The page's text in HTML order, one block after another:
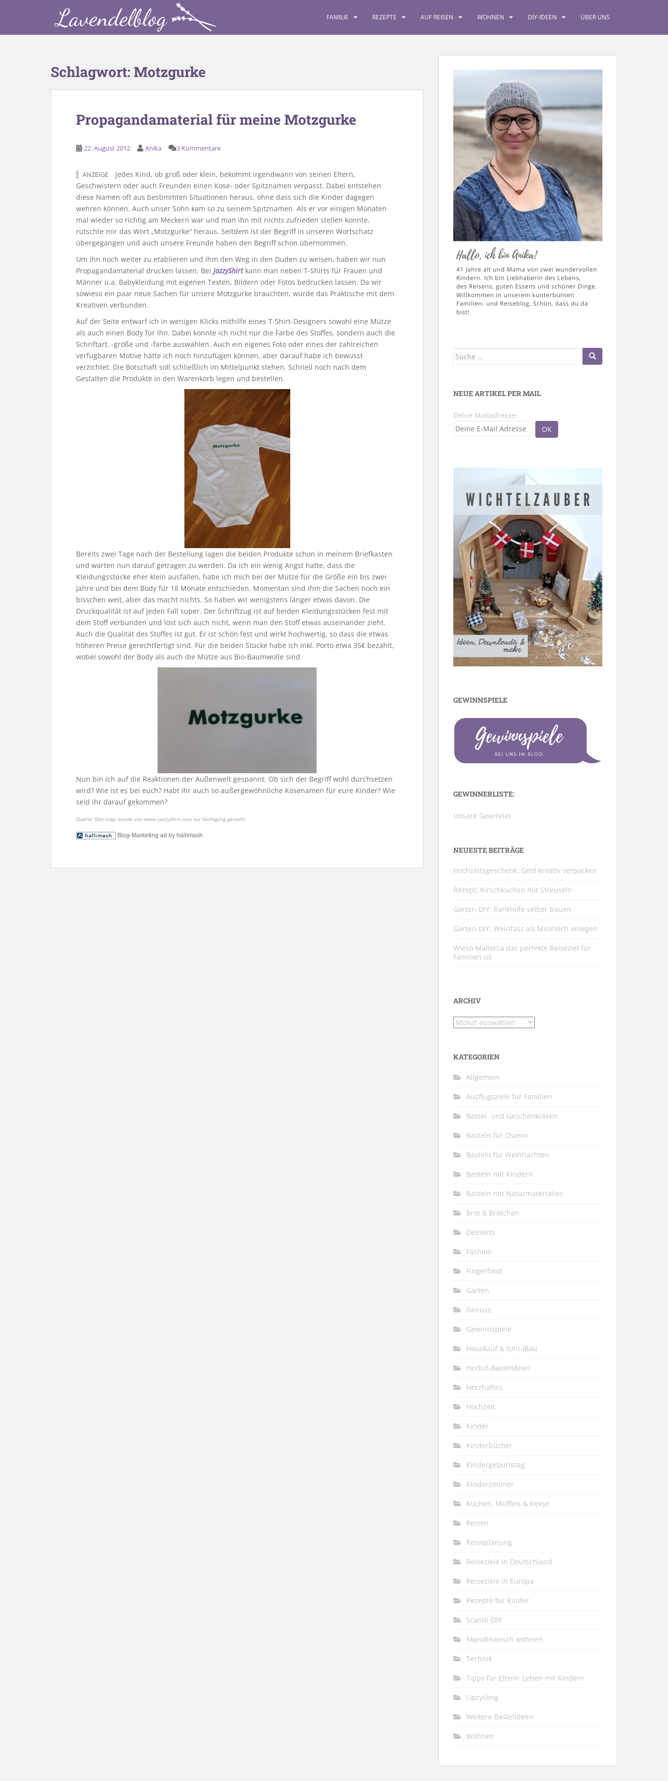
FAMILIE REZEPTE AUF REISEN WOHNEN DIY-IDEEN ÜBER UNS
Schlagwort:Motzgurke
Propagandamaterial für meine Motzgurke
22. August 2012 Anika 3 Kommentare
ANZEIGE
Jedes Kind, ob groß oder klein, bekommt irgendwann von seinen Eltern,
Geschwistern oder auch Freunden einen Kose- oder Spitznamen verpasst. Dabei entstehen
diese Namen oft aus bestimmten Situationen heraus, ohne dass sich die Kinder dagegen
wehren können. Auch unser Sohn kam so zu seinem Spitznamen. Als er vor einigen Monaten
mal wieder so richtig am Meckern war und man ihn mit nichts zufrieden stellen konnte,
rutschte mir das Wort „Motzgurke“ heraus. Seitdem ist der Begriff in unseren Wortschatz
übergegangen und auch unsere Freunde haben den Begriff schon übernommen.
Um ihn noch weiter zu etablieren und ihm den Weg in den Duden zu weisen, haben wir nun
Propagandamaterial drucken lassen. Bei JazzyShirtkann man neben T-Shirts für Frauen und
Männer u.a. Babykleidung mit eigenen Texten, Bildern oder Fotos bedrucken lassen. Da wir
sowieso ein paar neue Sachen für unsere Motzgurke brauchten, wurde das Praktische mit dem
Kreativen verbunden.
Auf der Seite entwarf ich in wenigen Klicks mithilfe eines T-Shirt-Designers sowohl eine Mütze
als auch einen Body für ihn. Dabei konnte ich nicht nur die Farbe des Stoffes, sondern auch die
Schriftart, -größe und -farbe auswählen. Auch ein eigenes Foto oder eines der zahlreichen
verfügbaren Motive hätte ich noch hinzufügen können, aber darauf habe ich bewusst
verzichtet. Die Botschaft soll schließlich im Mittelpunkt stehen. Schnell noch nach dem
Gestalten die Produkte in den Warenkorb legen und bestellen.
Bereits zwei Tage nach der Bestellung lagen die beiden Produkte schon in meinem Briefkasten
und warten nun darauf getragen zu werden. Da ich ein wenig Angst hatte, dass die
Kleidungsstücke eher klein ausfallen, habe ich mich bei der Mütze für die Größe ein bis zwei
Jahre und bei dem Body für 18 Monate entschieden. Momentan sind ihm die Sachen noch ein
bisschen weit, aber das macht nichts. So haben wir wenigstens länger etwas davon. Die
Druckqualität ist auf jeden Fall super. Der Schriftzug ist auf beiden Kleidungsstücken fest mit
dem Stoff verbunden und löst sich auch nicht, wenn man den Stoff etwas auseinander zieht.
Auch die Qualität des Stoffes ist gut. Er ist schön fest und wirkt hochwertig, so dass die etwas
höheren Preise gerechtfertigt sind. Für die beiden Stücke habe ich inkl. Porto etwa 35€ bezahlt,
wobei sowohl der Body als auch die Mütze aus Bio-Baumwolle sind.
Nun bin ich auf die Reaktionen der Außenwelt gespannt. Ob sich der Begriff wohl durchsetzen
wird? Wie ist es bei euch? Habt ihr auch so außergewöhnliche Kosenamen für eure Kinder? Wie
seid ihr darauf gekommen?
Quelle: Das Logo wurde von www.jazzyshirt.com zur Verfügung gestellt.
Blog-Marketing ad by hallimash
Suche
NEUE ARTIKEL PER MAIL
Deine Mailadresse:
GEWINNSPIELE
GEWINNERLISTE:
Unsere Gewinner
NEUESTE BEITRÄGE
Hochzeitsgeschenk: Geld kreativ verpacken
Rezept: Kirschkuchen mit Streuseln
Garten-DIY: Rankhilfe selber bauen
Garten-DIY: Weinfass als Miniteich anlegen
Wieso Mallorca das perfekte Reiseziel für
Familien ist
ARCHIV
Archiv
KATEGORIEN
Allgemein
Ausflugsziele für Familien
Bastel- und Geschenkideen
Basteln für Ostern
Basteln für Weihnachten
Basteln mit Kindern
Basteln mit Naturmaterialien
Brot & Brötchen
Desserts
Fashion
Fingerfood
Garten
Genuss
Gewinnspiele
Hauskauf & (Um-)Bau
Herbst-Bastelideen
Herzhaftes
Hochzeit
Kinder
Kinderbücher
Kindergeburtstag
Kinderzimmer
Kuchen, Muffins & Kekse
Reisen
Reiseplanung
Reiseziele in Deutschland
Reiseziele in Europa
Rezepte für Kinder
Scandi-DIY
Skandinavisch wohnen
Technik
Tipps für Eltern: Leben mit Kindern
Upcycling
Weitere Bastelideen
Wohnen